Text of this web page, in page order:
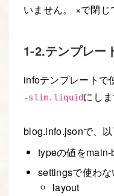
いません。 ×で閉じ
1-2.テンプレー
infoテンプレートで
-slim.liquidにしま
blog.info.jsonで、以
typeの値を
settingsで使わ
layout